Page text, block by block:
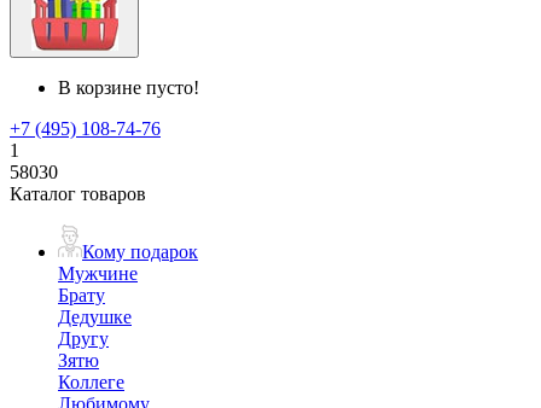
В корзине пусто!
+7 (495) 108-74-76
1
58030
Каталог товаров
Кому подарок
Мужчине
Брату
Дедушке
Другу
Зятю
Коллеге
Любимому